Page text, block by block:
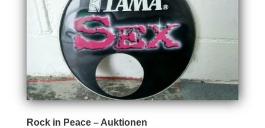
Rock in Peace – Auktionen